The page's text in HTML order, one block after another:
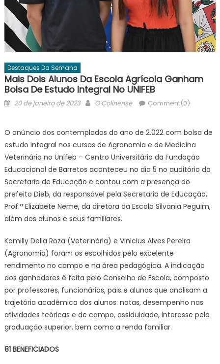
Destaques Da Semana
Mais Dois Alunos Da Escola Agrícola Ganham
Bolsa De Estudo Integral No UNIFEB
Posted
20 de janeiro de 2023 Author
O Colinense Comment(0)
O anúncio dos contemplados do ano de 2.022 com bolsa de
estudo integral nos cursos de Agronomia e de Medicina
Veterinária no Unifeb – Centro Universitário da Fundação
Educacional de Barretos aconteceu no dia 5 no auditório da
Secretaria de Educação e contou com a presença do
prefeito Dieb, da responsável pela Secretaria de Educação,
Prof.ª Elizabete Neme, da diretora da Escola Silvania Peguim,
além dos alunos e seus familiares.
Kamilly Della Roza (Veterinária) e Vinicius Alves Pereira
(Agronomia) foram os escolhidos pelo excelente
rendimento no campo e na área pedagógica. A indicação
dos ganhadores é feita pelo Conselho de Escola, composto
por professores, funcionários, pais e alunos que analisam a
trajetória acadêmica dos alunos: notas, desempenho nas
atividades teóricas e de campo, assiduidade, interesse pela
graduação superior, bem como a renda familiar.
81 BENEFICIADOS